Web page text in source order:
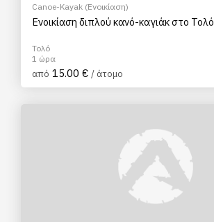
Canoe-Kayak (Ενοικίαση)
Ενοικίαση διπλού κανό-καγιάκ στο Τολό
Τολό
1 ώρα
από 15.00 € / άτομο